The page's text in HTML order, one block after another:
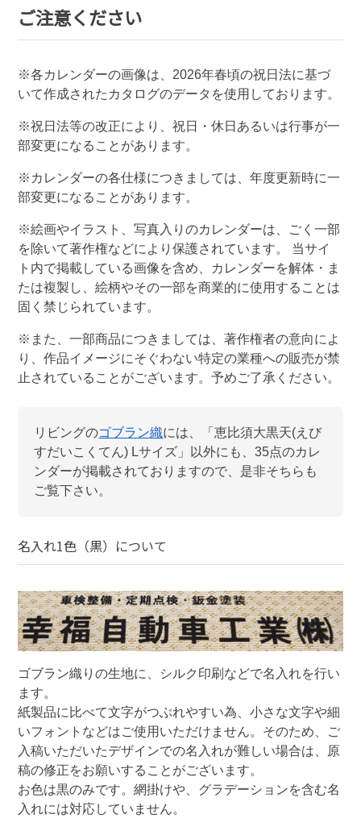
ご注意ください
※各カレンダーの画像は、 2026年春頃の祝日法に基づ
いて作成されたカタログのデータを使用しております。
※祝日法等の改正により、祝日・休日あるいは行事が一
部変更になることがあります。
※カレンダーの各仕様につきましては、年度更新時に一
部変更になることがあります。
※絵画やイラスト、写真入りのカレンダーは、ごく一部
を除いて著作権などにより保護されています。 当サイ
ト内で掲載している画像を含め、カレンダーを解体・ま
たは複製し、絵柄やその一部を商業的に使用することは
固く禁じられています。
※また、一部商品につきましては、著作権者の意向によ
り、作品イメージにそぐわない特定の業種への販売が禁
止されていることがございます。予めご了承ください。
リビングのゴブラン織には、「恵比須大黒天(えび
すだいこくてん) Lサイズ 」以外にも、35点のカレ
ンダーが掲載されておりますので、是非そちらも
ご覧下さい。
名入れ1色（黒） について
ゴブラン織りの生地に、シルク印刷などで名入れを行い
ます。
紙製品に比べて文字がつぶれやすい為、小さな文字や細
いフォントなどはご使用いただけません。そのため、ご
入稿いただいたデザインでの名入れが難しい場合は、原
稿の修正をお願いすることがございます。
お色は黒のみです。網掛けや、グラデーションを含む名
入れには対応していません。